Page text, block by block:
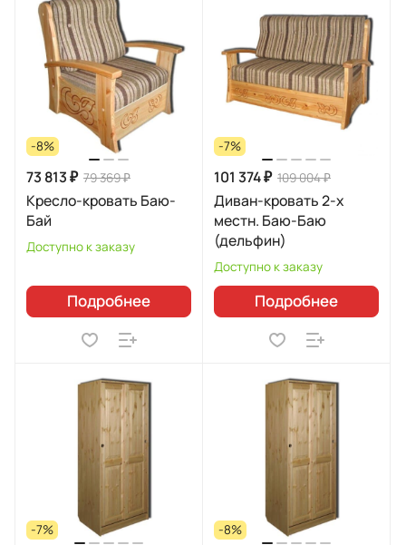
-8%
73 813 ₽ 79 369 ₽
Кресло-кровать Баю-
Бай
Доступно к заказу
Подробнее
-7%
101 374 ₽ 109 004 ₽
Диван-кровать 2-х
местн. Баю-Баю
(дельфин)
Доступно к заказу
Подробнее
-7% -8%